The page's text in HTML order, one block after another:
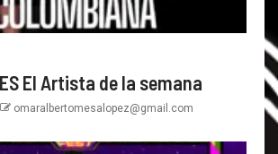
El Artista de la semana
omaralbertomesalopez@gmail.com